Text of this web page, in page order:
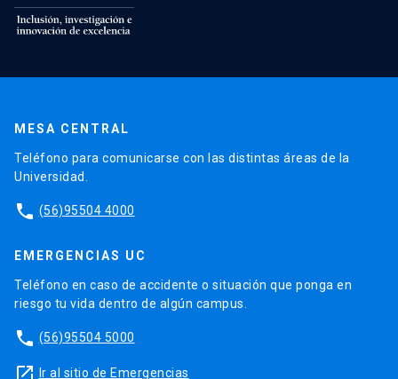
MESA CENTRAL
Teléfono para comunicarse con las distintas áreas de la
Universidad.
phone (56)95504 4000
EMERGENCIAS UC
Teléfono en caso de accidente o situación que ponga en
riesgo tu vida dentro de algún campus.
phone (56)95504 5000
launch Ir al sitio de Emergencias